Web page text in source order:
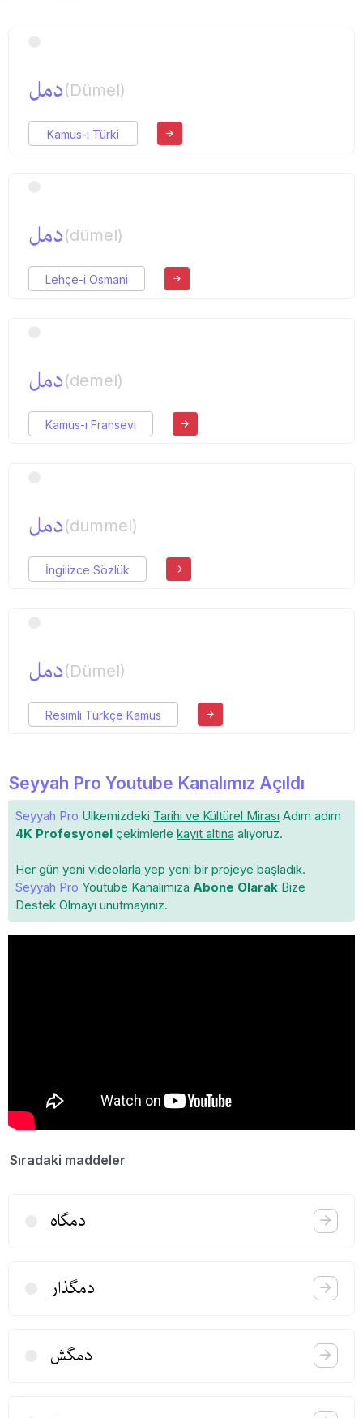
دمل(Dümel)
Kamus-ı Türki
دمل(dümel)
Lehçe-i Osmani
دمل(demel)
Kamus-ı Fransevi
دمل(dummel)
İngilizce Sözlük
دمل(Dümel)
Resimli Türkçe Kamus
Seyyah Pro Youtube Kanalımız Açıldı
Seyyah Pro Ülkemizdeki Tarihi ve Kültürel Mirası Adım adım
4K Profesyonel çekimlerle kayıt altına alıyoruz.
Her gün yeni videolarla yep yeni bir projeye başladık.
Seyyah Pro Youtube Kanalımıza Abone Olarak Bize
Destek Olmayı unutmayınız.
Sıradaki maddeler
دمگاه
دمگذار
دمگش